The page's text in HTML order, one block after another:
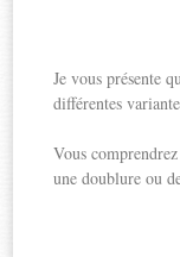
Je vous présente
différentes
Vous
une doublure ou